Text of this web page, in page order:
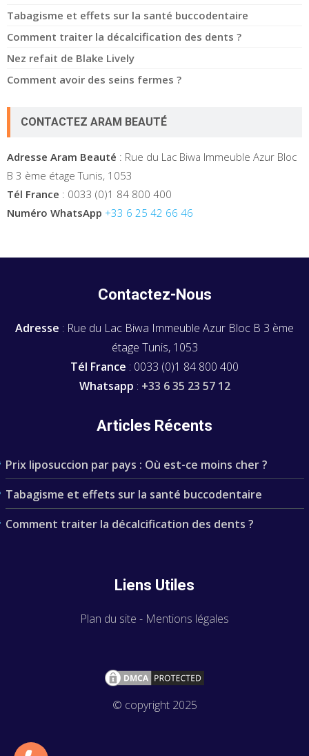
Tabagisme et effets sur la santé buccodentaire
Comment traiter la décalcification des dents ?
Nez refait de Blake Lively
Comment avoir des seins fermes ?
CONTACTEZ ARAM BEAUTÉ
Adresse Aram Beauté : Rue du Lac Biwa Immeuble Azur Bloc
B 3 ème étage Tunis, 1053
Tél France : 0033 (0)1 84 800 400
Numéro WhatsApp +33 6 25 42 66 46
Contactez-Nous
Adresse : Rue du Lac Biwa Immeuble Azur Bloc B 3 ème
étage Tunis, 1053
Tél France : 0033 (0)1 84 800 400
Whatsapp : +33 6 35 23 57 12
Articles Récents
Prix liposuccion par pays : Où est-ce moins cher ?
Tabagisme et effets sur la santé buccodentaire
Comment traiter la décalcification des dents ?
Liens Utiles
Plan du site - Mentions légales
© copyright 2025